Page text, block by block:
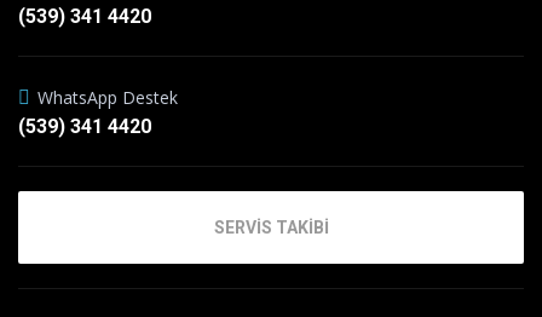
(539) 341 4420
WhatsApp Destek
(539) 341 4420
SERVİS TAKİBİ